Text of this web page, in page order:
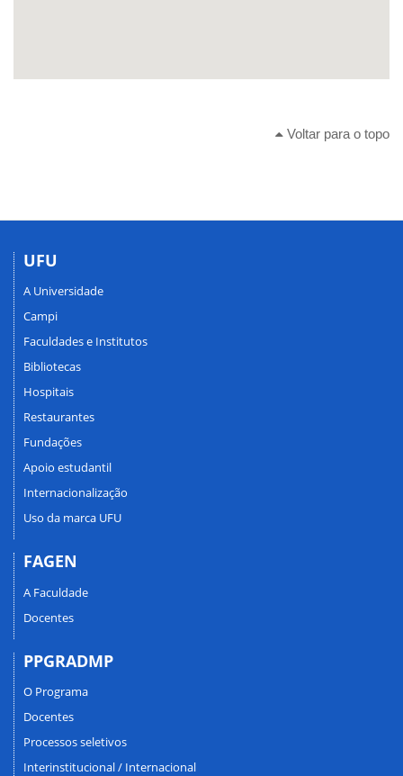
Voltar para o topo
UFU
A Universidade
Campi
Faculdades e Institutos
Bibliotecas
Hospitais
Restaurantes
Fundações
Apoio estudantil
Internacionalização
Uso da marca UFU
FAGEN
A Faculdade
Docentes
PPGRADMP
O Programa
Docentes
Processos seletivos
Interinstitucional / Internacional